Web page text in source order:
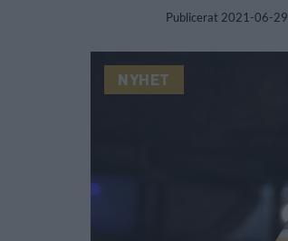
Publicerat 2021-06-29
NYHET